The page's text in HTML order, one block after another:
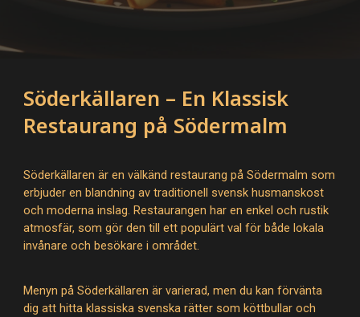
Söderkällaren – En Klassisk
Restaurang på Södermalm
Söderkällaren är en välkänd restaurang på Södermalm som
erbjuder en blandning av traditionell svensk husmanskost
och moderna inslag. Restaurangen har en enkel och rustik
atmosfär, som gör den till ett populärt val för både lokala
invånare och besökare i området.
Menyn på Söderkällaren är varierad, men du kan förvänta
dig att hitta klassiska svenska rätter som köttbullar och